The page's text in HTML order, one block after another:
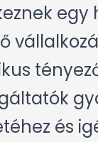
és